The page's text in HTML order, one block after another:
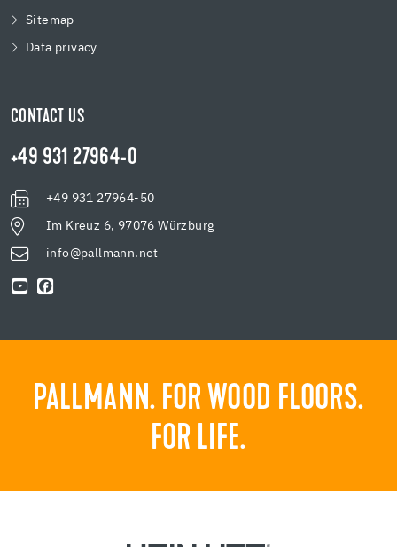
Sitemap
Data privacy
CONTACT US
+49 931 27964-0
+49 931 27964-50
Im Kreuz 6, 97076 Würzburg
info@pallmann.net
PALLMANN. FOR WOOD FLOORS.
FOR LIFE.